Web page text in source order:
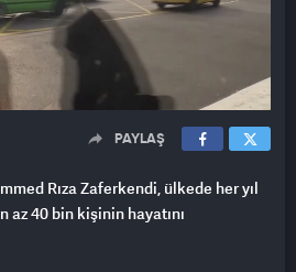
PAYLAŞ
Rıza Zaferkendi, ülkede her yıl
40 bin kişinin hayatını